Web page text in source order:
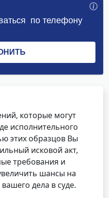
которые могут
исполнительного
этих образцов Вы
исковой акт,
требования и
шансы на
дела в суде.